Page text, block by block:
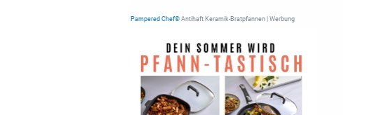
Pampered Chef®Antihaft Keramik-Bratpfannen | Werbung